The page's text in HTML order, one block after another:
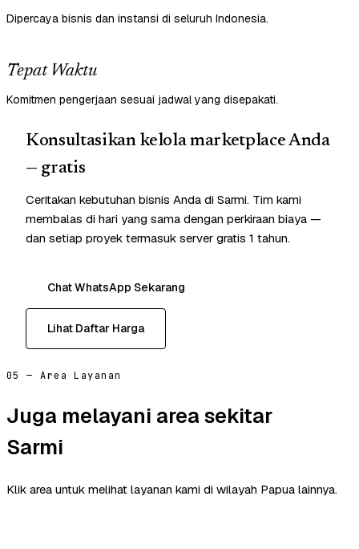
Dipercaya bisnis dan instansi di seluruh Indonesia.
Tepat Waktu
Komitmen pengerjaan sesuai jadwal yang disepakati.
Konsultasikan kelola marketplace Anda
— gratis
Ceritakan kebutuhan bisnis Anda di Sarmi. Tim kami
membalas di hari yang sama dengan perkiraan biaya —
dan setiap proyek termasuk server gratis 1 tahun.
Chat WhatsApp Sekarang
Lihat Daftar Harga
05 — Area Layanan
Juga melayani area sekitar
Sarmi
Klik area untuk melihat layanan kami di wilayah Papua lainnya.